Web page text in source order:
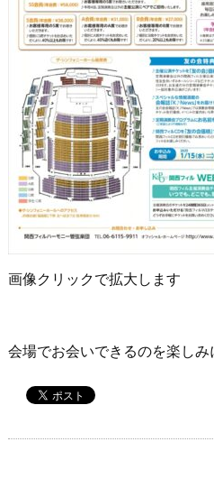
画像クリックで拡大します
会場でお会いできるのを楽しみ